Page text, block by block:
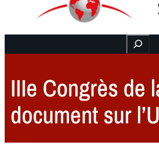
Buscar
IIIe Congrès de
document sur